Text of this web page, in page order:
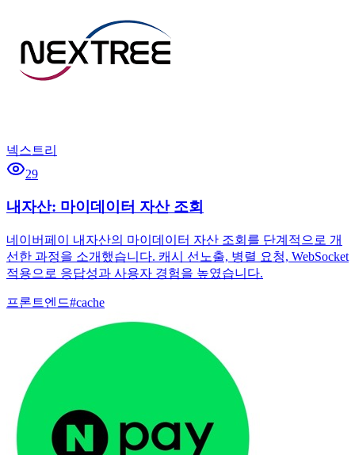
넥스트리
29
내자산: 마이데이터 자산 조회
네이버페이 내자산의 마이데이터 자산 조회를 단계적으로 개
선한 과정을 소개했습니다. 캐시 선노출, 병렬 요청, WebSocket
적용으로 응답성과 사용자 경험을 높였습니다.
프론트엔드#cache